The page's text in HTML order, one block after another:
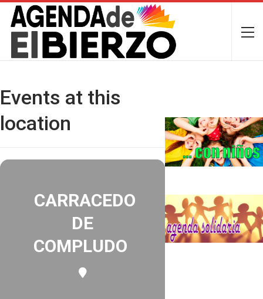
Events at this
location
CARRACEDO
DE
COMPLUDO